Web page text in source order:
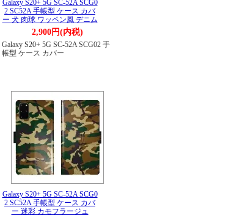
Galaxy S20+ 5G SC-52A SCG0
2 SC52A 手帳型 ケース カバ
ー 犬 肉球 ワッペン風 デニム
2,900円(内税)
Galaxy S20+ 5G SC-52A SCG02 手
帳型 ケース カバー
Galaxy S20+ 5G SC-52A SCG0
2 SC52A 手帳型 ケース カバ
ー 迷彩 カモフラージュ